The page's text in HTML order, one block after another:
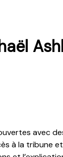
avec
à la tribune